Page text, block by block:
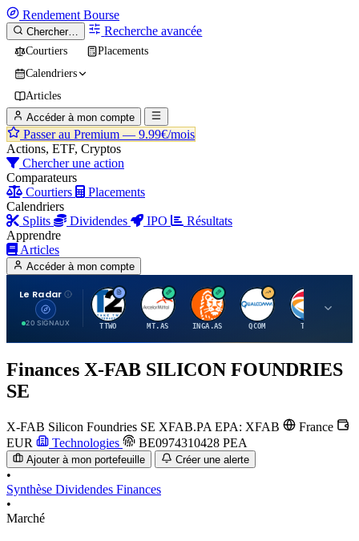
Rendement Bourse
Chercher… Recherche avancée
Courtiers
Placements
Calendriers
Articles
Accéder à mon compte
Passer au Premium — 9.99€/mois
Actions, ETF, Cryptos
Chercher une action
Comparateurs
Courtiers
Placements
Calendriers
Splits
Dividendes IPO
Résultats
Apprendre
Articles
Accéder à mon compte
Le Radar
20 SIGNAUX
T
TTWO
A
MT.AS
I
INGA.AS
Q
QCOM
T
TTE
Finances X-FAB SILICON FOUNDRIES
SE
X-FAB Silicon Foundries SE XFAB.PA EPA: XFAB
France
EUR
Technologies BE0974310428 PEA
Ajouter à mon portefeuille Créer une alerte
•
Synthèse Dividendes Finances
•
Marché